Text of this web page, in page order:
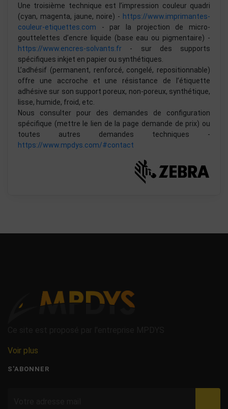
Une troisième technique est l’impression couleur quadri
(cyan, magenta, jaune, noire) - https://www.imprimantes-
couleur-etiquettes.com - par la projection de micro-
gouttelettes d’encre liquide (base eau ou pigmentaire) -
https://www.encres-solvants.fr - sur des supports
spécifiques inkjet en papier ou synthétiques.
L’adhésif (permanent, renforcé, congelé, repositionnable)
offre une accroche et une résistance de l’étiquette
adhésive sur son support poreux, non-poreux, synthétique,
lisse, humide, froid, etc.
Nous consulter pour des demandes de configuration
spécifique (mettre le lien de la page demande de prix) ou
toutes autres demandes techniques -
https://www.mpdys.com/#contact
Voir plus
S'ABONNER